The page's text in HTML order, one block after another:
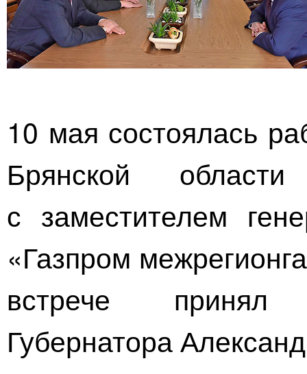
10 мая состоялась
Брянской
с заместителем
«Газпром
встрече принял
Губернатора